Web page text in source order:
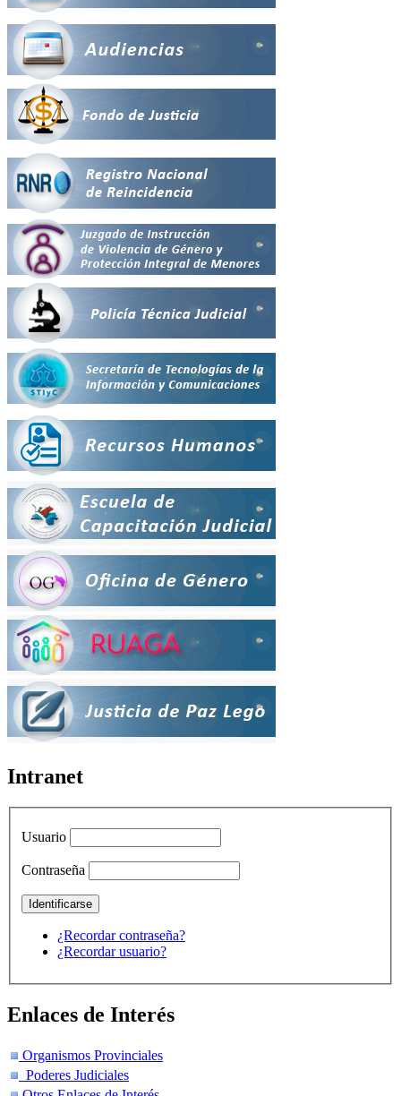
Intranet
Usuario
Contraseña
¿Recordar contraseña?
¿Recordar usuario?
Enlaces de Interés
Organismos Provinciales
Poderes Judiciales